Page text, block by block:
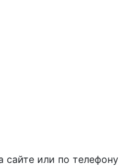
сайте или по телефону